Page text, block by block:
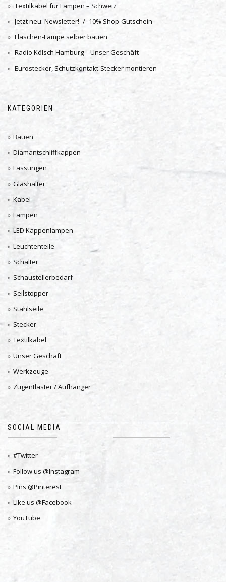
Textilkabel für Lampen – Schweiz
Jetzt neu: Newsletter! -/- 10% Shop-Gutschein
Flaschen-Lampe selber bauen
Radio Kölsch Hamburg – Unser Geschäft
Eurostecker, Schutzkontakt-Stecker montieren
KATEGORIEN
Bauen
Diamantschliffkappen
Fassungen
Glashalter
Kabel
Lampen
LED Kappenlampen
Leuchtenteile
Schalter
Schaustellerbedarf
Seilstopper
Stahlseile
Stecker
Textilkabel
Unser Geschäft
Werkzeuge
Zugentlaster / Aufhänger
SOCIAL MEDIA
#Twitter
Follow us @Instagram
Pins @Pinterest
Like us @Facebook
YouTube